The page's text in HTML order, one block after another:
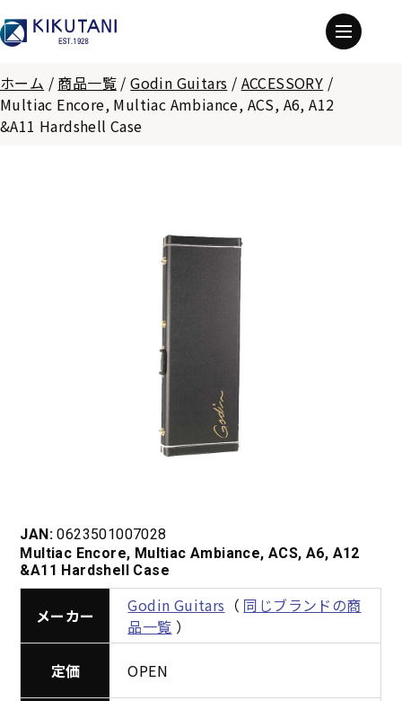
ホーム / 商品一覧 /Godin Guitars / ACCESSORY /
Multiac Encore, Multiac Ambiance, ACS, A6, A12
&A11 Hardshell Case
JAN: 0623501007028
Multiac Encore, Multiac Ambiance, ACS, A6, A12
&A11 Hardshell Case
メーカー Godin Guitars （ 同じブランドの商
品一覧 ）
定価 OPEN